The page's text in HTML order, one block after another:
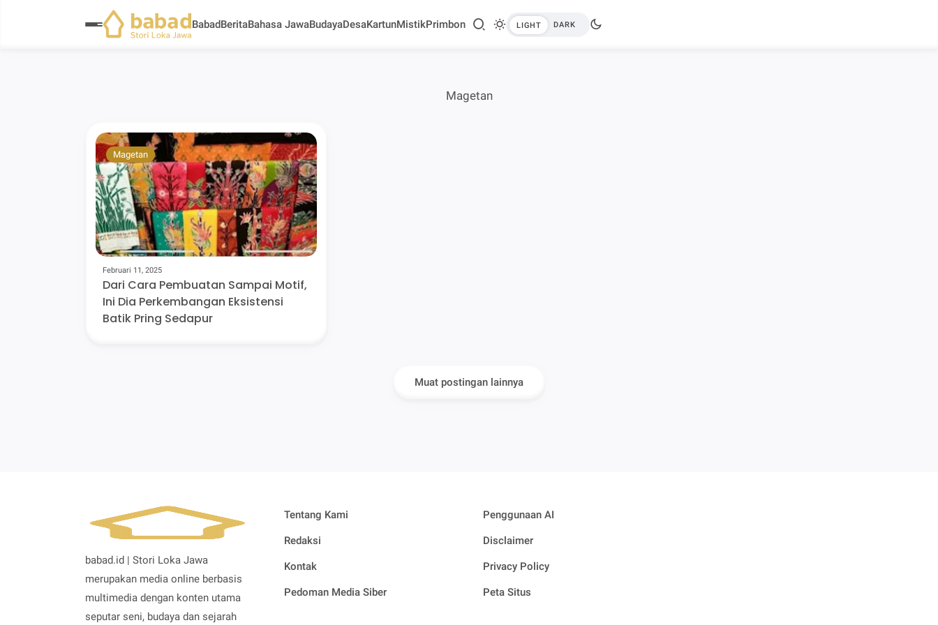
BabadBeritaBahasa JawaBudayaDesaKartunMistikPrimbon
Magetan
Magetan
Dari Cara Pembuatan Sampai Motif,
Ini Dia Perkembangan Eksistensi
Batik Pring Sedapur
Februari 11, 2025
Muat postingan lainnya
babad.id | Stori Loka Jawa
merupakan media online berbasis
multimedia dengan konten utama
seputar seni, budaya dan sejarah
Tentang Kami
Redaksi
Kontak
Pedoman Media Siber
Penggunaan AI
Disclaimer
Privacy Policy
Peta Situs